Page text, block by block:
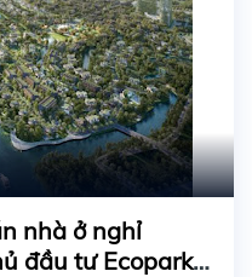
nhà ở nghỉ
đầu tư Ecopark